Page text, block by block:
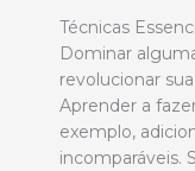
Técnicas
Dominar
revolucionar sua
Aprender a
exemplo,
incomparáveis.